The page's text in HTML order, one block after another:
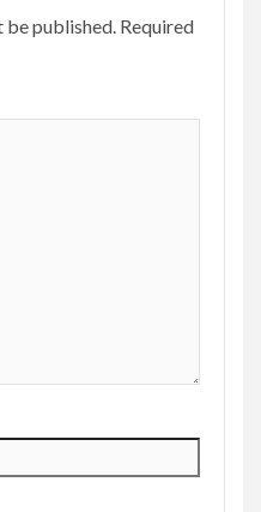
be published. Required